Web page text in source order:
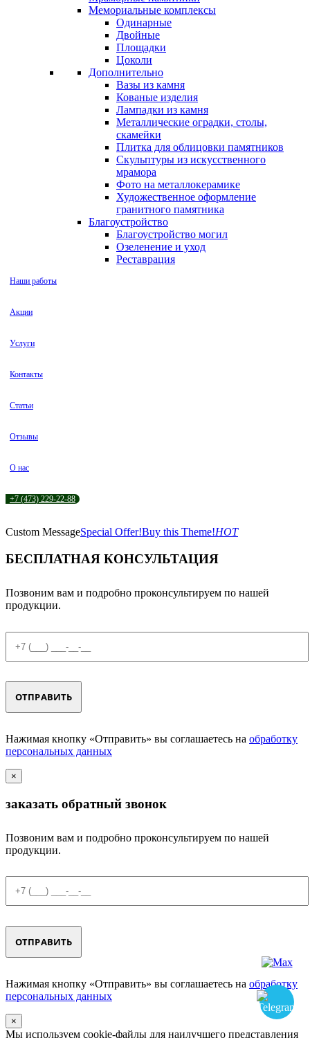
Мемориальные комплексы
Одинарные
Двойные
Площадки
Цоколи
Дополнительно
Вазы из камня
Кованые изделия
Лампадки из камня
Металлические оградки, столы,
скамейки
Плитка для облицовки памятников
Скульптуры из искусственного
мрамора
Фото на металлокерамике
Художественное оформление
гранитного памятника
Благоустройство
Благоустройство могил
Озеленение и уход
Реставрация
Наши работы
Акции
Услуги
Контакты
Статьи
Отзывы
О нас
+7 (473) 229-22-88
Custom MessageSpecial Offer!Buy this Theme!HOT
БЕСПЛАТНАЯ КОНСУЛЬТАЦИЯ
Позвоним вам и подробно проконсультируем по нашей
продукции.
Нажимая кнопку «Отправить» вы соглашаетесь на обработку
персональных данных
×
заказать обратный звонок
Позвоним вам и подробно проконсультируем по нашей
продукции.
Нажимая кнопку «Отправить» вы соглашаетесь на обработку
персональных данных
×
Мы используем cookie-файлы для наилучшего представления